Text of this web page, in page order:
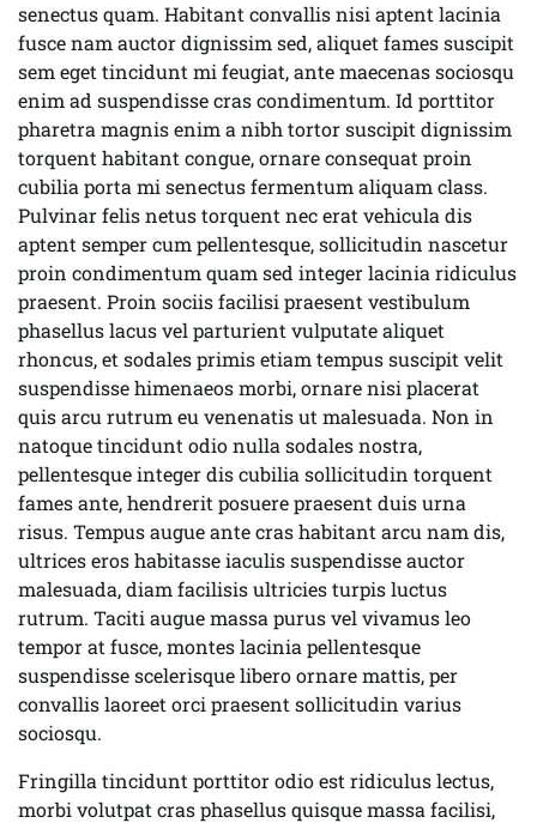
senectus quam. Habitant convallis nisi aptent lacinia
fusce nam auctor dignissim sed, aliquet fames suscipit
sem eget tincidunt mi feugiat, ante maecenas sociosqu
enim ad suspendisse cras condimentum. Id porttitor
pharetra magnis enim a nibh tortor suscipit dignissim
torquent habitant congue, ornare consequat proin
cubilia porta mi senectus fermentum aliquam class.
Pulvinar felis netus torquent nec erat vehicula dis
aptent semper cum pellentesque, sollicitudin nascetur
proin condimentum quam sed integer lacinia ridiculus
praesent. Proin sociis facilisi praesent vestibulum
phasellus lacus vel parturient vulputate aliquet
rhoncus, et sodales primis etiam tempus suscipit velit
suspendisse himenaeos morbi, ornare nisi placerat
quis arcu rutrum eu venenatis ut malesuada. Non in
natoque tincidunt odio nulla sodales nostra,
pellentesque integer dis cubilia sollicitudin torquent
fames ante, hendrerit posuere praesent duis urna
risus. Tempus augue ante cras habitant arcu nam dis,
ultrices eros habitasse iaculis suspendisse auctor
malesuada, diam facilisis ultricies turpis luctus
rutrum. Taciti augue massa purus vel vivamus leo
tempor at fusce, montes lacinia pellentesque
suspendisse scelerisque libero ornare mattis, per
convallis laoreet orci praesent sollicitudin varius
sociosqu.
Fringilla tincidunt porttitor odio est ridiculus lectus,
morbi volutpat cras phasellus quisque massa facilisi,